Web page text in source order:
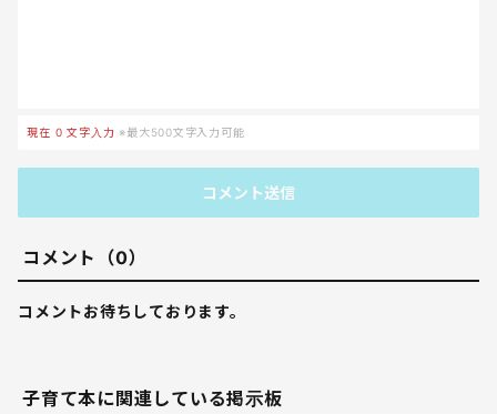
現在 0 文字入力 ※最大500文字入力可能
コメント送信
コメント（0）
コメントお待ちしております。
子育て本に関連している掲示板